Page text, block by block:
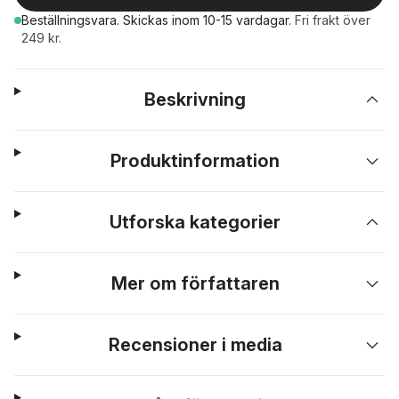
Beställningsvara. Skickas inom 10-15 vardagar. Fri frakt över
249 kr.
Beskrivning
Produktinformation
Utforska kategorier
Mer om författaren
Recensioner i media